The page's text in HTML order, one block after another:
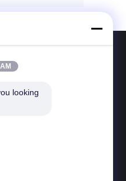
সেরা পণ্য সংযোগ করব।
looking